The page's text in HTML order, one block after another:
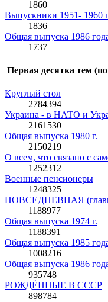
1860
Выпускники 1951- 1960
1836
Общая выпуска 1986
1737
Первая десятка тем
Круглый стол
2784394
Украина - в НАТО и
2161530
Общая выпуска 1980 г.
2150219
О всем, что связано с
1252312
Военные пенсионеры
1248325
ПОВСЕДНЕВНАЯ
1188977
Общая выпуска 1974 г.
1188391
Общая выпуска 1985
1008216
Общая выпуска 1986
935748
РОЖДЁННЫЕ В СССР
898784